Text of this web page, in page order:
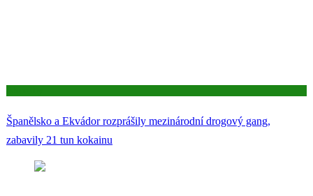
Španělsko a Ekvádor rozprášily mezinárodní drogový gang,
zabavily 21 tun kokainu